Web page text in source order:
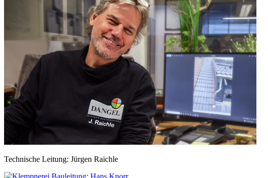
Technische Leitung: Jürgen Raichle